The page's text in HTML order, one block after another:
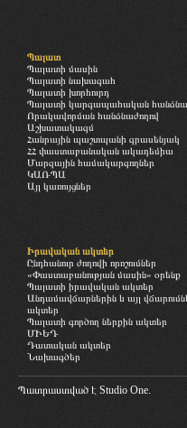
Պալատ
Պալատի մասին
Պալատի նախագահ
Պալատի խորհուրդ
Պալատի կարգապահական
Որակավորման հանձնաժողով
Աշխատակազմ
Հանրային պաշտպանի գրասենյակ
ՀՀ փաստաբանական ակադեմիա
Մարզային համակարգողներ
ԿԱՌՊԱ
Այլ կառույցներ
Իրավական ակտեր
Ընդհանուր ժողովի որոշումներ
«Փաստաբանության մասին» օրենք
Պալատի իրավական ակտեր
Անդամավճարներին և այլ
ակտեր
Պալատի գործող ներքին ակտեր
ՄԻԵԴ
Դատական ակտեր
Նախագծեր
Պատրաստված է Studio One.